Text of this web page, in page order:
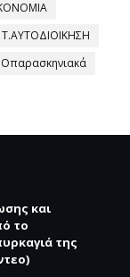
Τ.ΑΥΤΟΔΙΟΙΚΗΣΗ
και
το
της